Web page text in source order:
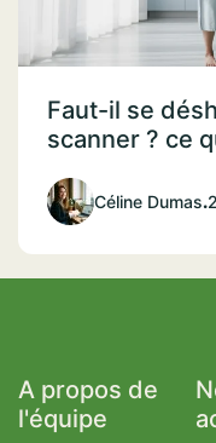
Faut-il se
scanner ? ce
Céline Dumas.
A propos de
l'équipe